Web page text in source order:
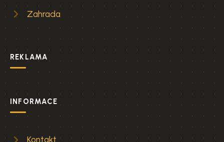
Zahrada
REKLAMA
INFORMACE
Kontakt